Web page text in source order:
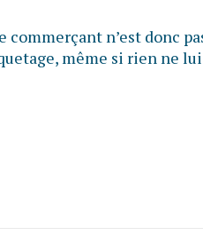
commerçant n’est donc
même si rien ne